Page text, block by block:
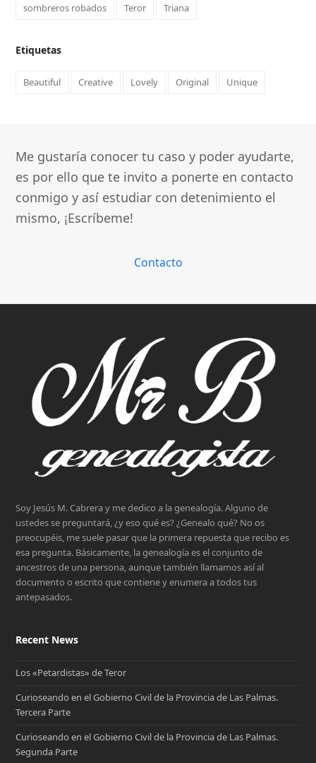
sombreros robados
Teror Triana
Etiquetas
Beautiful Creative Lovely Original Unique
Me gustaría conocer tu caso y poder ayudarte,
es por ello que te invito a ponerte en contacto
conmigo y así estudiar con detenimiento el
mismo, ¡Escríbeme!
Contacto
Soy Jesús M. Cabrera y me dedico a la genealogía. Alguno de
ustedes se preguntará, ¿y eso qué es? ¿Genealo qué? No os
preocupéis, me suele pasar que la primera repuesta que recibo es
esa pregunta. Básicamente, la genealogía es el conjunto de
ancestros de una persona, aunque también llamamos así al
documento o escrito que contiene y enumera a todos tus
antepasados.
Recent News
Los «Petardistas» de Teror
Curioseando en el Gobierno Civil de la Provincia de Las Palmas.
Tercera Parte
Curioseando en el Gobierno Civil de la Provincia de Las Palmas.
Segunda Parte